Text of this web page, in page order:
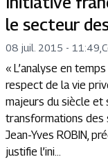
le secteur
08 juil. 2015 - 11:49
« L’analyse en
respect de la vie
majeurs du siècle et
transformations des
Jean-Yves ROBIN,
justifie l’ini...